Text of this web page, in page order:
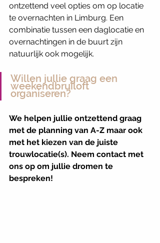
ontzettend veel opties om op locatie
te overnachten in Limburg. Een
combinatie tussen een daglocatie en
overnachtingen in de buurt zijn
natuurlijk ook mogelijk.
Willen jullie graag een
weekendbruiloft
organiseren?
We helpen jullie ontzettend graag
met de planning van A-Z maar ook
met het kiezen van de juiste
trouwlocatie(s). Neem contact met
ons op om jullie dromen te
bespreken!